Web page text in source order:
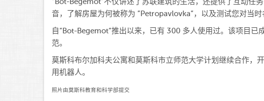
“Bot-Begemot“不仅讲述了苏联建筑的生活，还提供了互动任
音，了解房屋为何被称为 ”Petropavlovka”，以及测试您对当时
自“Bot-Begemot“推出以来，已有 300 多人使用过。该项目
范。
莫斯科布尔加科夫公寓和莫斯科市立师范大学计划继续合作，
用机器人。
照片由莫斯科教育和科学部提交